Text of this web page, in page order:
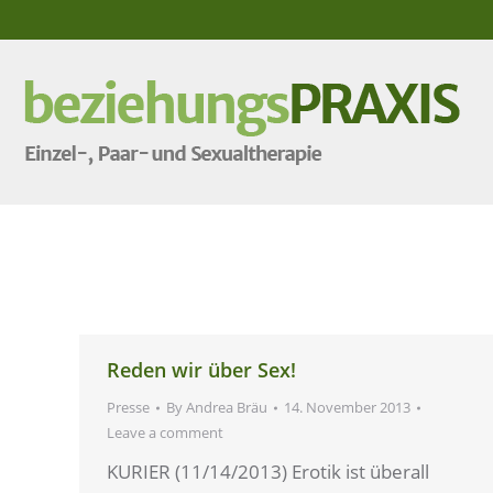
Reden wir über Sex!
Presse ByAndrea Bräu
14. November 2013
Leave a comment
KURIER (11/14/2013) Erotik ist überall